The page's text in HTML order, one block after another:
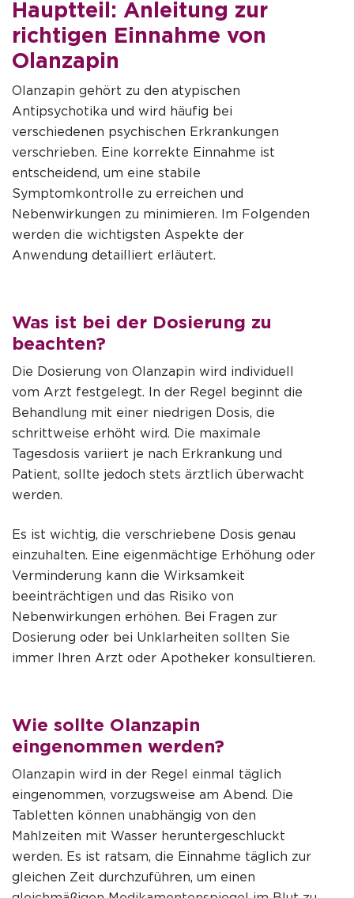
Hauptteil: Anleitung zur
richtigen Einnahme von
Olanzapin
Olanzapin gehört zu den atypischen
Antipsychotika und wird häufig bei
verschiedenen psychischen Erkrankungen
verschrieben. Eine korrekte Einnahme ist
entscheidend, um eine stabile
Symptomkontrolle zu erreichen und
Nebenwirkungen zu minimieren. Im Folgenden
werden die wichtigsten Aspekte der
Anwendung detailliert erläutert.
Was ist bei der Dosierung zu
beachten?
Die Dosierung von Olanzapin wird individuell
vom Arzt festgelegt. In der Regel beginnt die
Behandlung mit einer niedrigen Dosis, die
schrittweise erhöht wird. Die maximale
Tagesdosis variiert je nach Erkrankung und
Patient, sollte jedoch stets ärztlich überwacht
werden.
Es ist wichtig, die verschriebene Dosis genau
einzuhalten. Eine eigenmächtige Erhöhung oder
Verminderung kann die Wirksamkeit
beeinträchtigen und das Risiko von
Nebenwirkungen erhöhen. Bei Fragen zur
Dosierung oder bei Unklarheiten sollten Sie
immer Ihren Arzt oder Apotheker konsultieren.
Wie sollte Olanzapin
eingenommen werden?
Olanzapin wird in der Regel einmal täglich
eingenommen, vorzugsweise am Abend. Die
Tabletten können unabhängig von den
Mahlzeiten mit Wasser heruntergeschluckt
werden. Es ist ratsam, die Einnahme täglich zur
gleichen Zeit durchzuführen, um einen